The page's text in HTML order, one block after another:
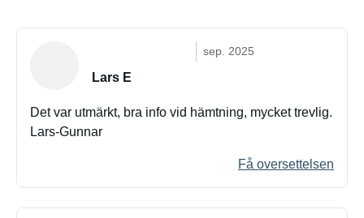
sep. 2025
Lars E
Det var utmärkt, bra info vid hämtning, mycket trevlig.
Lars-Gunnar
Få oversettelsen